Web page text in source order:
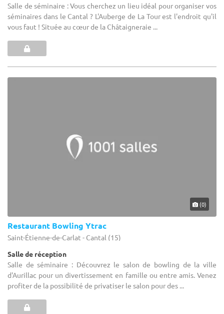
Salle de séminaire : Vous cherchez un lieu idéal pour organiser vos
séminaires dans le Cantal ? L'Auberge de La Tour est l'endroit qu'il
vous faut ! Située au cœur de la Châtaigneraie ...
(0)
Restaurant Bowling Ytrac
Saint-Étienne-de-Carlat - Cantal (15)
Salle de réception
Salle de séminaire : Découvrez le salon de bowling de la ville
d'Aurillac pour un divertissement en famille ou entre amis. Venez
profiter de la possibilité de privatiser le salon pour des ...